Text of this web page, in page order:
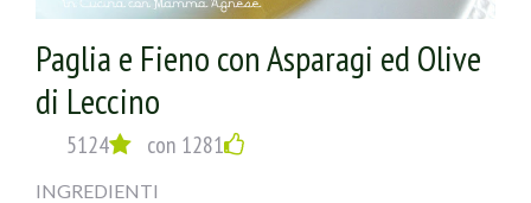
Paglia e Fieno con Asparagi ed Olive
di Leccino
5124 con 1281
INGREDIENTI